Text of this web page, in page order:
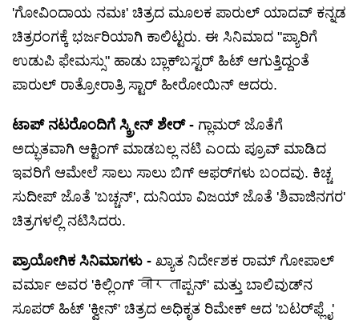
'ಗೋವಿಂದಾಯ ನಮಃ' ಚಿತ್ರದ ಮೂಲಕ ಪಾರುಲ್ ಯಾದವ್ ಕನ್ನಡ
ಚಿತ್ರರಂಗಕ್ಕೆ ಭರ್ಜರಿಯಾಗಿ ಕಾಲಿಟ್ಟರು. ಈ ಸಿನಿಮಾದ "ಪ್ಯಾರಿಗೆ
ಉಡುಪಿ ಫೇಮಸ್ಸು" ಹಾಡು ಬ್ಲಾಕ್‌ಬಸ್ಟರ್ ಹಿಟ್ ಆಗುತ್ತಿದ್ದಂತೆ
ಪಾರುಲ್ ರಾತ್ರೋರಾತ್ರಿ ಸ್ಟಾರ್ ಹೀರೋಯಿನ್ ಆದರು.
ಟಾಪ್ ನಟರೊಂದಿಗೆ ಸ್ಕ್ರೀನ್ ಶೇರ್ - ಗ್ಲಾಮರ್ ಜೊತೆಗೆ
ಅದ್ಭುತವಾಗಿ ಆಕ್ಟಿಂಗ್ ಮಾಡಬಲ್ಲ ನಟಿ ಎಂದು ಪ್ರೂವ್ ಮಾಡಿದ
ಇವರಿಗೆ ಆಮೇಲೆ ಸಾಲು ಸಾಲು ಬಿಗ್ ಆಫರ್‌ಗಳು ಬಂದವು. ಕಿಚ್ಚ
ಸುದೀಪ್ ಜೊತೆ 'ಬಚ್ಚನ್', ದುನಿಯಾ ವಿಜಯ್ ಜೊತೆ 'ಶಿವಾಜಿನಗರ'
ಚಿತ್ರಗಳಲ್ಲಿ ನಟಿಸಿದರು.
ಪ್ರಾಯೋಗಿಕ ಸಿನಿಮಾಗಳು - ಖ್ಯಾತ ನಿರ್ದೇಶಕ ರಾಮ್ ಗೋಪಾಲ್
ವರ್ಮಾ ಅವರ 'ಕಿಲ್ಲಿಂಗ್ वीरताಪ್ಪನ್' ಮತ್ತು ಬಾಲಿವುಡ್‌ನ
ಸೂಪರ್ ಹಿಟ್ 'ಕ್ವೀನ್' ಚಿತ್ರದ ಅಧಿಕೃತ ರಿಮೇಕ್ ಆದ 'ಬಟರ್‌ಫ್ಲೈ'